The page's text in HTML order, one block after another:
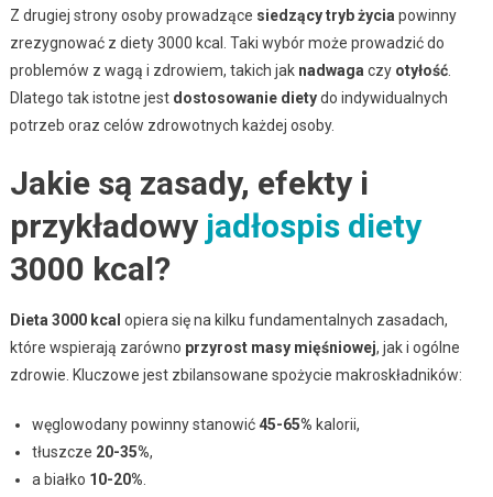
Z drugiej strony osoby prowadzące siedzący tryb życia powinny
zrezygnować z diety 3000 kcal. Taki wybór może prowadzić do
problemów z wagą i zdrowiem, takich jak nadwaga czy otyłość.
Dlatego tak istotne jest dostosowanie dietydo indywidualnych
potrzeb oraz celów zdrowotnych każdej osoby.
Jakie są zasady, efekty i
przykładowy jadłospis diety
3000 kcal?
Dieta 3000 kcal opiera się na kilku fundamentalnych zasadach,
które wspierają zarówno przyrost masy mięśniowej, jak i ogólne
zdrowie. Kluczowe jest zbilansowane spożycie makroskładników:
węglowodany powinny stanowić45-65% kalorii,
tłuszcze 20-35%,
a białko 10-20%